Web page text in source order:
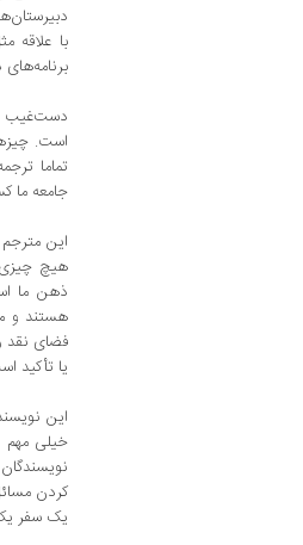
با علاقه
دست‌غیب
است.
تماما
جامعه ما
این
هیچ
هستند و
فضای نقد
یا تأکید
خیلی مهم
کردن
یک سفر یک